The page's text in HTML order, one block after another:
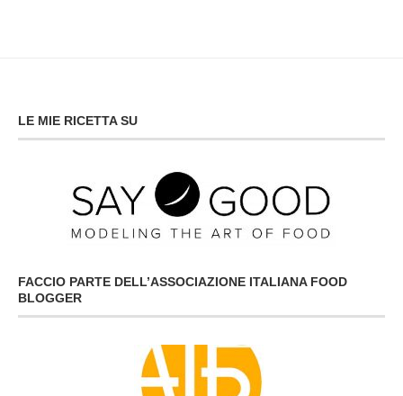
LE MIE RICETTA SU
FACCIO PARTE DELL’ASSOCIAZIONE ITALIANA FOOD
BLOGGER